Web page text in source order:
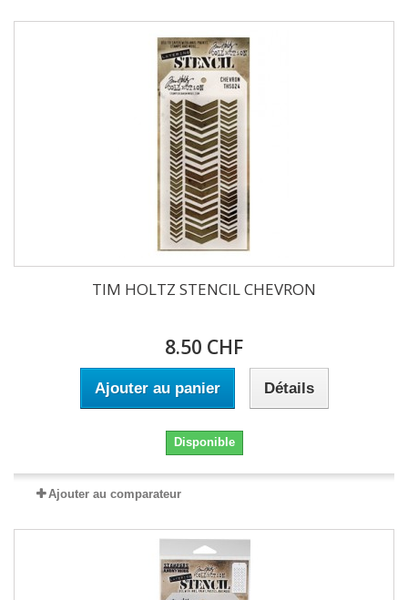
TIM HOLTZ STENCIL CHEVRON
8.50 CHF
Ajouter au panier Détails
Disponible
Ajouter au comparateur